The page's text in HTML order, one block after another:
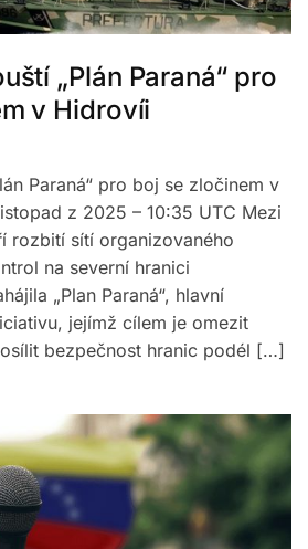
„Plán Paraná“ pro
v Hidrovíi
Paraná“ pro boj se zločinem v
z 2025 – 10:35 UTC Mezi
rozbití sítí organizovaného
na severní hranici
„Plan Paraná“, hlavní
jejímž cílem je omezit
bezpečnost hranic podél […]